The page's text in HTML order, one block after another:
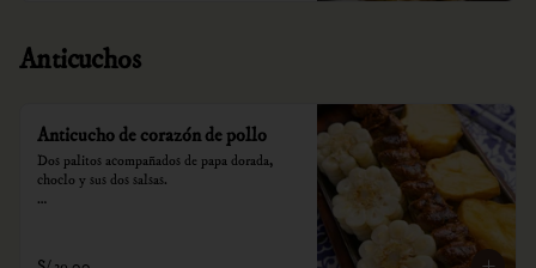
Anticuchos
Anticucho de corazón de pollo
Dos palitos acompañados de papa dorada,
choclo y sus dos salsas.
consumo.